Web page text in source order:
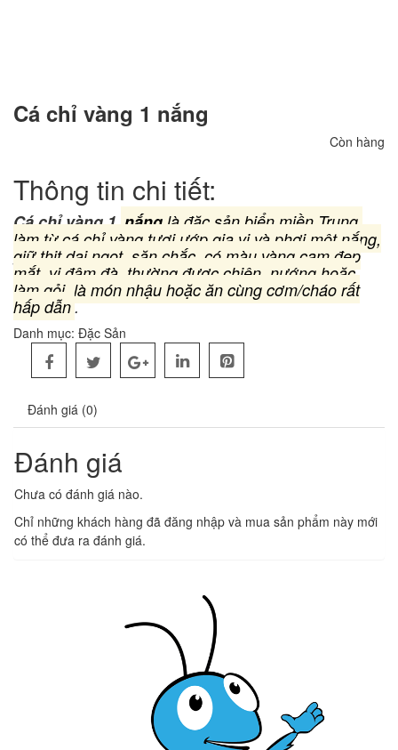
Cá chỉ vàng 1 nắng
Còn hàng
Thông tin chi tiết:
Cá chỉ vàng 1nắnglà đặc sản biển miền Trung,
làm từ cá chỉ vàng tươi ướp gia vị và phơi một nắng,
giữ thịt dai ngọt, săn chắc, có màu vàng cam đẹp
mắt, vị đậm đà, thường được chiên, nướng hoặc
làm gỏi, là món nhậu hoặc ăn cùng cơm/cháo rất
hấp dẫn.
Danh mục: Đặc Sản
Đánh giá (0)
Đánh giá
Chưa có đánh giá nào.
Chỉ những khách hàng đã đăng nhập và mua sản phẩm này mới
có thể đưa ra đánh giá.